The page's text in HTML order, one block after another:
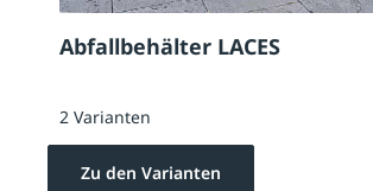
Abfallbehälter LACES
2 Varianten
Zu den Varianten